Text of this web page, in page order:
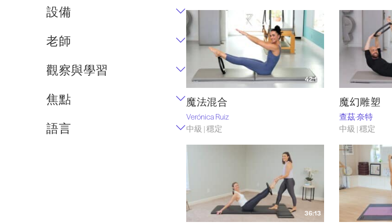
設備
老師
觀察與學習
焦點
語言
42:10
魔法混合
Verónica Ruiz
中級 | 穩定
魔幻雕塑
查茲·奈特
中級 | 穩定
36:13